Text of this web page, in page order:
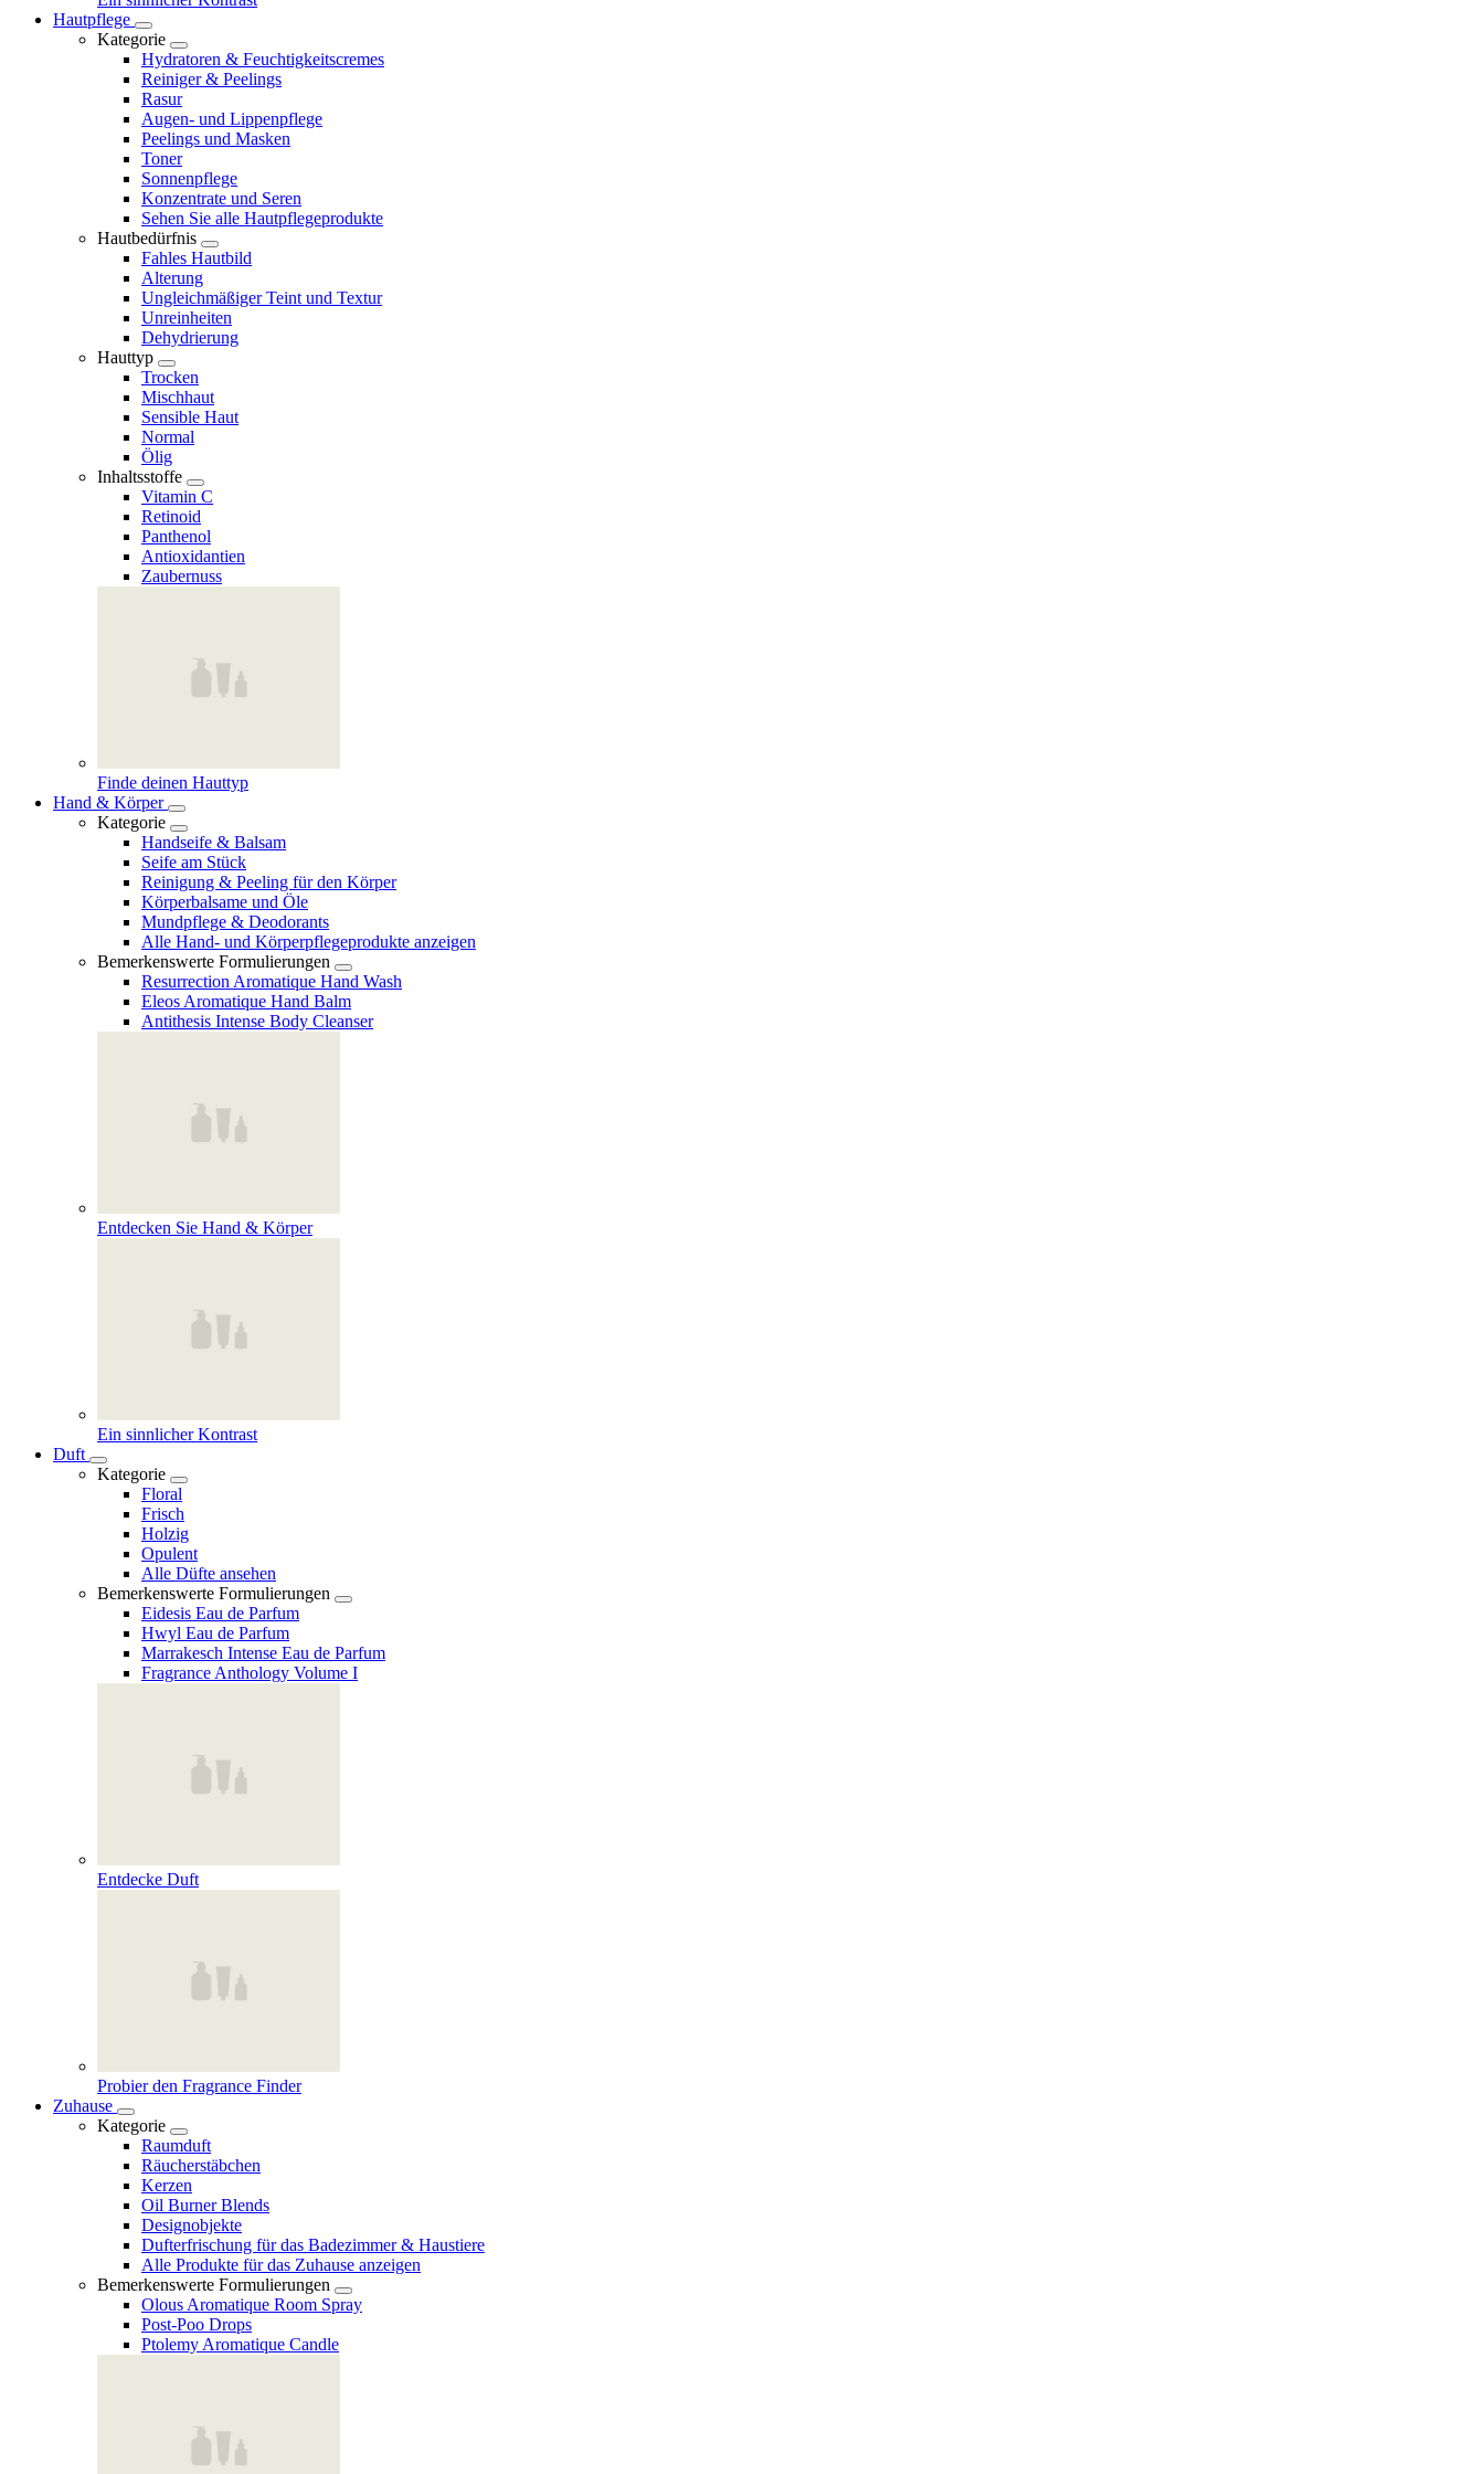
Hautpflege
Kategorie
Hydratoren & Feuchtigkeitscremes
Reiniger & Peelings
Rasur
Augen- und Lippenpflege
Peelings und Masken
Toner
Sonnenpflege
Konzentrate und Seren
Sehen Sie alle Hautpflegeprodukte
Hautbedürfnis
Fahles Hautbild
Alterung
Ungleichmäßiger Teint und Textur
Unreinheiten
Dehydrierung
Hauttyp
Trocken
Mischhaut
Sensible Haut
Normal
Ölig
Inhaltsstoffe
Vitamin C
Retinoid
Panthenol
Antioxidantien
Zaubernuss
Finde deinen Hauttyp
Hand & Körper
Kategorie
Handseife & Balsam
Seife am Stück
Reinigung & Peeling für den Körper
Körperbalsame und Öle
Mundpflege & Deodorants
Alle Hand- und Körperpflegeprodukte anzeigen
Bemerkenswerte Formulierungen
Resurrection Aromatique Hand Wash
Eleos Aromatique Hand Balm
Antithesis Intense Body Cleanser
Entdecken Sie Hand & Körper
Ein sinnlicher Kontrast
Duft
Kategorie
Floral
Frisch
Holzig
Opulent
Alle Düfte ansehen
Bemerkenswerte Formulierungen
Eidesis Eau de Parfum
Hwyl Eau de Parfum
Marrakesch Intense Eau de Parfum
Fragrance Anthology Volume I
Entdecke Duft
Probier den Fragrance Finder
Zuhause
Kategorie
Raumduft
Räucherstäbchen
Kerzen
Oil Burner Blends
Designobjekte
Dufterfrischung für das Badezimmer & Haustiere
Alle Produkte für das Zuhause anzeigen
Bemerkenswerte Formulierungen
Olous Aromatique Room Spray
Post-Poo Drops
Ptolemy Aromatique Candle